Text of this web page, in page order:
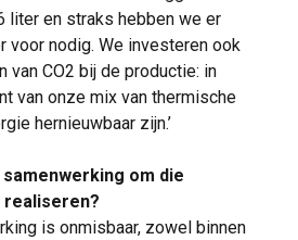
liter en straks hebben we er
voor nodig. We investeren ook
van CO2 bij de productie: in
van onze mix van thermische
hernieuwbaar zijn.’
om die
is onmisbaar, zowel binnen